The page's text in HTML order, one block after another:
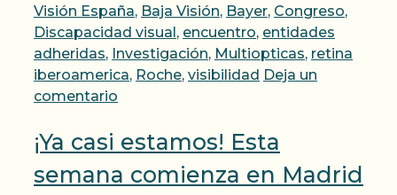
Visión España, Baja Visión, Bayer, Congreso,
Discapacidad visual , encuentro, entidades
adheridas, Investigación, Multiopticas, retina
iberoamerica, Roche, visibilidad Deja un
comentario
¡Ya casi estamos! Esta
semana comienza en Madrid